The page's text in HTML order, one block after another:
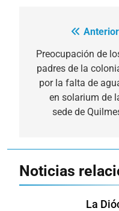
Navegación
de
entradas
Preocupación de
padres de la
por la falta de
en solarium de
sede de
Noticias
La